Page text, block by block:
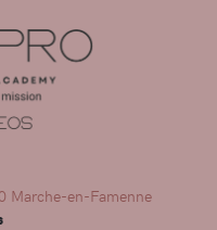
Marche-en-Famenne